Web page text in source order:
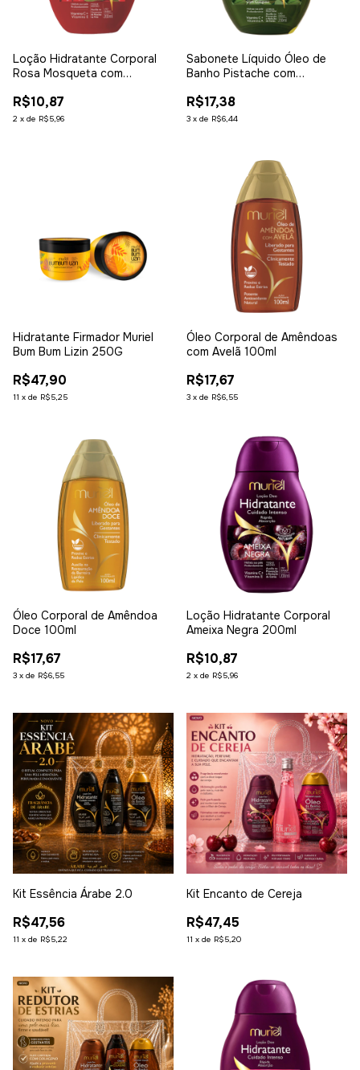
Loção Hidratante Corporal
Rosa Mosqueta com
R$10,87
2 x de R$5,96
Sabonete Líquido Óleo de
Banho Pistache com
R$17,38
3 x de R$6,44
Hidratante Firmador Muriel
Bum Bum Lizin 250G
R$47,90
11 x de R$5,25
Óleo Corporal de Amêndoas
com Avelã 100ml
R$17,67
3 x de R$6,55
Óleo Corporal de Amêndoa
Doce 100ml
R$17,67
3 x de R$6,55
Loção Hidratante Corporal
Ameixa Negra 200ml
R$10,87
2 x de R$5,96
Kit Essência Árabe 2.0
R$47,56
11 x de R$5,22
Kit Encanto de Cereja
R$47,45
11 x de R$5,20